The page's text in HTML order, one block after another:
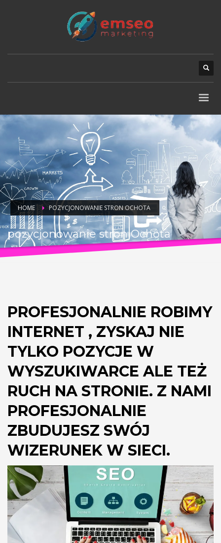
HOME POZYCJONOWANIE STRON OCHOTA
pozycjonowanie stron Ochota
PROFESJONALNIE ROBIMY
INTERNET , ZYSKAJ NIE
TYLKO POZYCJE W
WYSZUKIWARCE ALE TEŻ
RUCH NA STRONIE. Z NAMI
PROFESJONALNIE
ZBUDUJESZ SWÓJ
WIZERUNEK W SIECI.